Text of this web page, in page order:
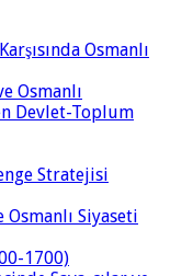
Osmanlı
Osmanlı
Devlet-Toplum
Stratejisi
Siyaseti
1700)